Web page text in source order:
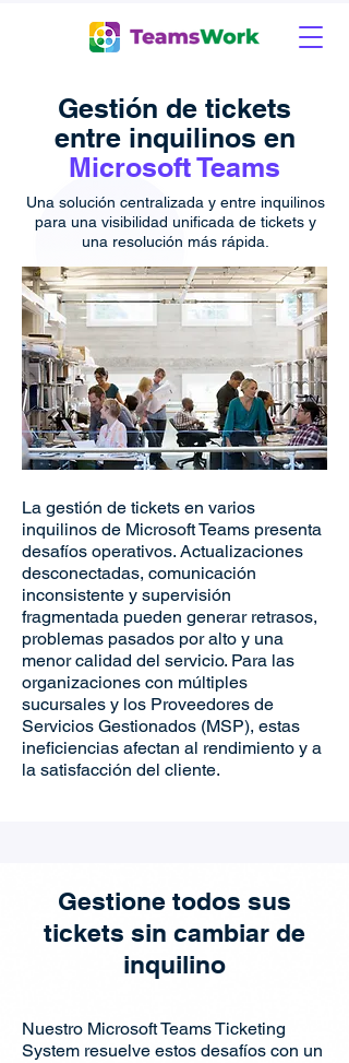
La gestión de tickets en varios
inquilinos de Microsoft Teams presenta
desafíos operativos. Actualizaciones
desconectadas, comunicación
inconsistente y supervisión
fragmentada pueden generar retrasos,
problemas pasados por alto y una
menor calidad del servicio. Para las
organizaciones con múltiples
sucursales y los Proveedores de
Servicios Gestionados (MSP), estas
ineficiencias afectan al rendimiento y a
la satisfacción del cliente.
Una solución centralizada y entre inquilinos
para una visibilidad unificada de tickets y
una resolución más rápida.
Gestión de tickets
entre inquilinos en
Microsoft Teams
Gestione todos sus
tickets sin cambiar de
inquilino
Nuestro Microsoft Teams Ticketing
System resuelve estos desafíos con un